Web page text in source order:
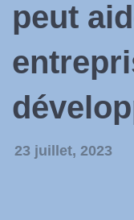
peut
23 juillet, 2023